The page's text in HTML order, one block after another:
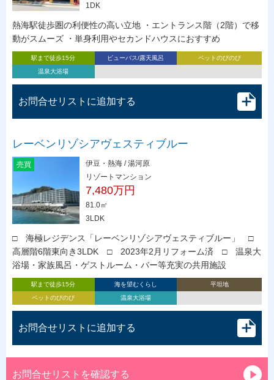
1DK
熱海駅徒歩圏の利便性の高い立地 ・エントランス階（2階）で移
動がスムーズ ・単身利用やセカンドハウスにおすすめ
駅まで徒歩15分 ビューバス/露天風呂
ペットのびのび
温泉大浴場
お問合せリストに追加する
レーベンリゾシアヴェスティブルー
売買
伊豆・熱海 / 湯河原
リゾートマンション
7,480万円
81.0㎡
3LDK
□ 海極レジデンス「レーベンリゾシアヴェスティブルー」 □
高層階6階東向き3LDK □ 2023年2月リフォーム済 □ 温泉大
浴場・家族風呂・ゲストルーム・バー等充実の共用施設
駅まで徒歩15分 海を望むくらし
平坦地
ペットのびのび
温泉大浴場
お問合せリストに追加する
お問合せリストを確認する